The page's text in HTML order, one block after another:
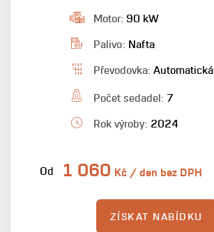
Motor: 90 kW
Palivo: Nafta
Převodovka: Automatická
Počet sedadel: 7
Rok výroby: 2024
Od 1 060 Kč / den bez DPH
ZÍSKAT NABÍDKU